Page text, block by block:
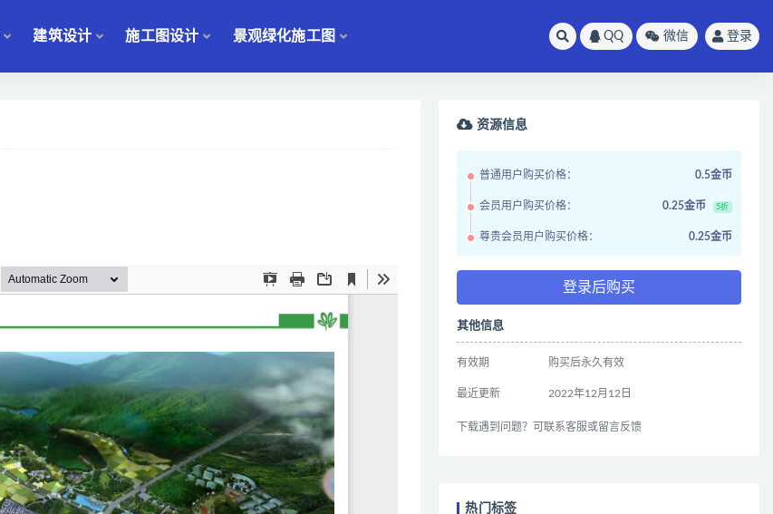
建筑设计 施工图设计 景观绿化施工图 QQ 微信 登录
资源信息
普通用户购买价格： 0.5金币
会员用户购买价格： 0.25金币 5折
尊贵会员用户购买价格： 0.25金币
登录后购买
其他信息
有效期 购买后永久有效
最近更新 2022年12月12日
下载遇到问题？可联系客服或留言反馈
热门标签